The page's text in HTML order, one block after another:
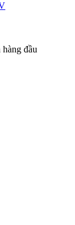
hàng đầu